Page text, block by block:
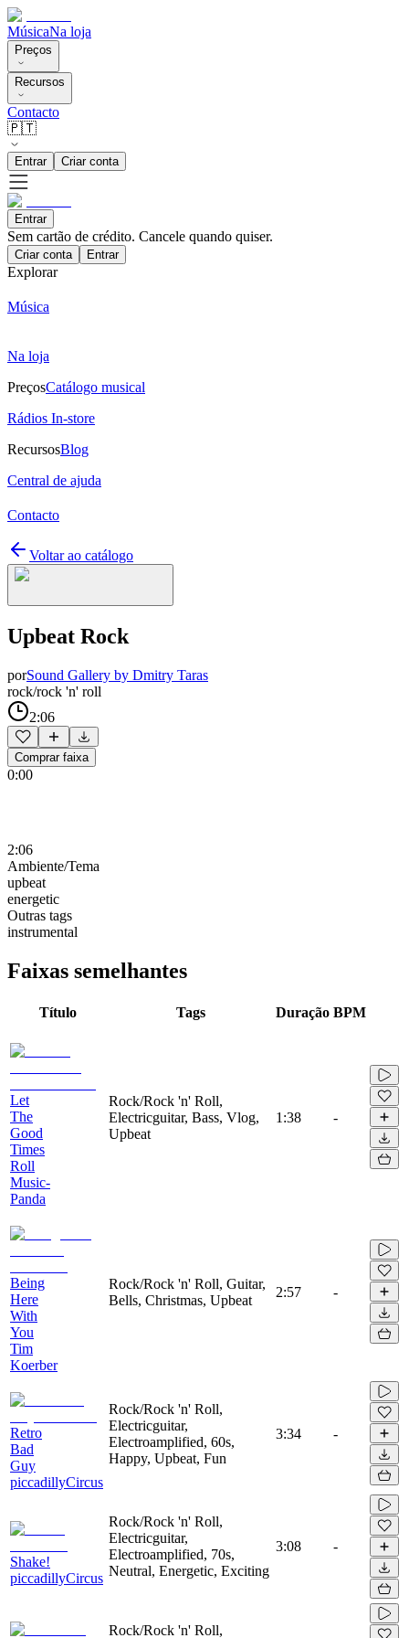
MúsicaNa loja
Preços
Recursos
Contacto
🇵🇹
Entrar Criar conta
Entrar
Sem cartão de crédito. Cancele quando quiser.
Criar conta Entrar
Explorar
Música
Na loja
PreçosCatálogo musical
Rádios In-store
RecursosBlog
Central de ajuda
Contacto
Voltar ao catálogo
Upbeat Rock
porSound Gallery by Dmitry Taras
rock/rock 'n' roll
2:06
Comprar faixa
0:00
2:06
Ambiente/Tema
upbeat
energetic
Outras tags
instrumental
Faixas semelhantes
Título Tags Duração BPM
Let
The
Good
Times
Roll
Music-
Panda
Rock/Rock 'n' Roll,
Electricguitar, Bass, Vlog,
Upbeat
1:38 -
Being
Here
With
You
Tim
Koerber
Rock/Rock 'n' Roll, Guitar,
Bells, Christmas, Upbeat
2:57 -
Retro
Bad
Guy
piccadillyCircus
Rock/Rock 'n' Roll,
Electricguitar,
Electroamplified, 60s,
Happy, Upbeat, Fun
3:34 -
Shake!
piccadillyCircus
Rock/Rock 'n' Roll,
Electricguitar,
Electroamplified, 70s,
Neutral, Energetic, Exciting
3:08 -
Rock/Rock 'n' Roll,